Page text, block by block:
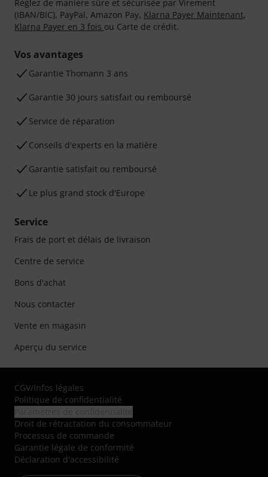
Réglez de manière sûre et sécurisée par Virement
(IBAN/BIC), PayPal, Amazon Pay, Klarna Payer Maintenant,
Klarna Payer en 3 fois ou Carte de crédit.
Vos avantages
Ga­ran­tie Thomann 3 ans
Garantie 30 jours satisfait ou remboursé
Service de réparation
Conseils d'experts en la matière
Garantie satisfait ou remboursé
Le plus grand stock d'Europe
Service
Frais de port et délais de livraison
Centre de service
Bons d'achat
Nous contacter
Vente en magasin
Aperçu du service
CGV/Infos légales
Politique de confidentialité
Droit de rétractation du consommateur
Processus de commande
Garantie légale de conformité
Déclaration d'accessibilité